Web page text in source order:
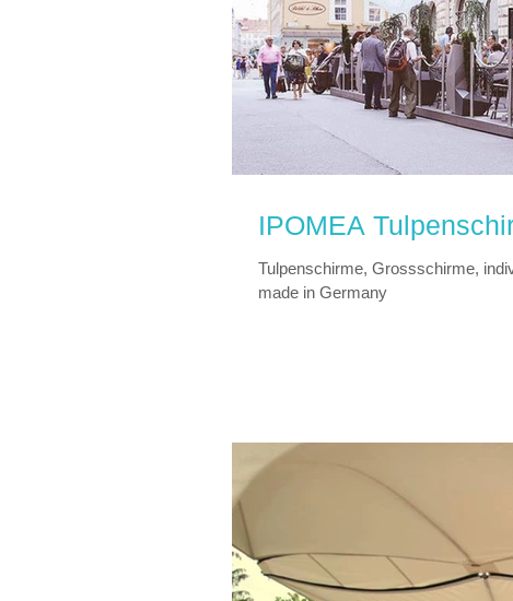
IPOMEA
Tulpenschirme, Grossschirme,
made in Germany